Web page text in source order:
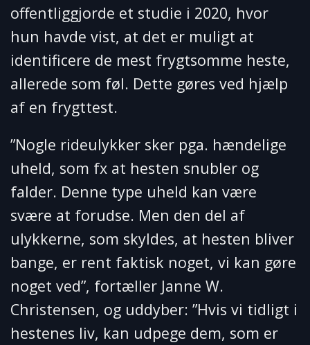
offentliggjorde et studie i 2020, hvor
hun havde vist, at det er muligt at
identificere de mest frygtsomme heste,
allerede som føl. Dette gøres ved hjælp
af en frygttest.
”Nogle rideulykker sker pga. hændelige
uheld, som fx at hesten snubler og
falder. Denne type uheld kan være
svære at forudse. Men den del af
ulykkerne, som skyldes, at hesten bliver
bange, er rent faktisk noget, vi kan gøre
noget ved”, fortæller Janne W.
Christensen, og uddyber: ”Hvis vi tidligt i
hestenes liv, kan udpege dem, som er